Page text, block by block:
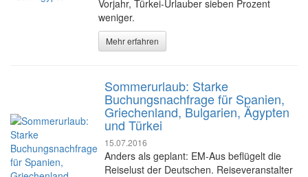
Vorjahr, Türkei-Urlauber sieben Prozent
weniger.
Mehr erfahren
Sommerurlaub: Starke
Buchungsnachfrage für Spanien,
Griechenland, Bulgarien, Ägypten
und Türkei
15.07.2016
Anders als geplant: EM-Aus beflügelt die
Reiselust der Deutschen. Reiseveranstalter